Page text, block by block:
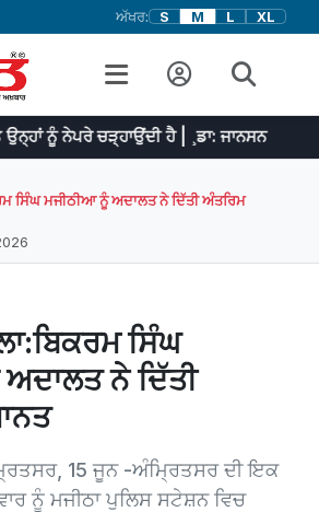
ਅੱਖਰ: S M L XL
ਹੈ | ¸ਡਾ: ਜਾਨਸਨ ਪ੍ਰਤਿਭਾ
ਸਿੰਘ ਮਜੀਠੀਆ ਨੂੰ ਅਦਾਲਤ ਨੇ ਦਿੱਤੀ ਅੰਤਰਿਮ
ਸਿੰਘ
ਨੇ ਦਿੱਤੀ
15 ਜੂਨ -ਅੰਮ੍ਰਿਤਸਰ ਦੀ ਇਕ
ਨੂੰ ਮਜੀਠਾ ਪੁਲਿਸ ਸਟੇਸ਼ਨ ਵਿਚ